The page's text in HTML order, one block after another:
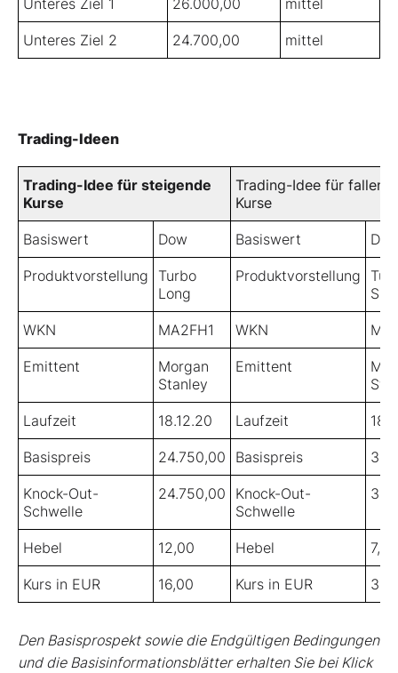
Unteres Ziel 1 26.000,00 mittel
Unteres Ziel 2 24.700,00 mittel
Trading-Ideen
Trading-Idee für steigende
Kurse
Trading-Idee für
Kurse
Basiswert Dow Basiswert
Produktvorstellung
Turbo
Long
Produktvorstellung
WKN MA2FH1 WKN
Emittent
Morgan
Stanley
Emittent
Laufzeit 18.12.20 Laufzeit
Basispreis 24.750,00 Basispreis
Knock-Out-
Schwelle
24.750,00
Knock-Out-
Schwelle
Hebel 12,00 Hebel 7,00
Kurs in EUR 16,00 Kurs in EUR
Den Basisprospekt sowie die Endgültigen Bedingungen
und die Basisinformationsblätter erhalten Sie bei Klick